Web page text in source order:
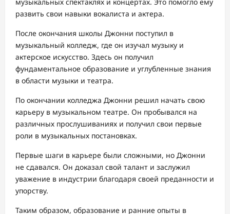
музыкальных спектаклях и концертах. Это помогло ему
развить свои навыки вокалиста и актера.
После окончания школы Джонни поступил в
музыкальный колледж, где он изучал музыку и
актерское искусство. Здесь он получил
фундаментальное образование и углубленные знания
в области музыки и театра.
По окончании колледжа Джонни решил начать свою
карьеру в музыкальном театре. Он пробывался на
различных прослушиваниях и получил свои первые
роли в музыкальных постановках.
Первые шаги в карьере были сложными, но Джонни
не сдавался. Он доказал свой талант и заслужил
уважение в индустрии благодаря своей преданности и
упорству.
Таким образом, образование и ранние опыты в